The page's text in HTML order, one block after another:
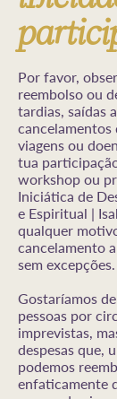
Por favor,
reembolso ou
tardias, saídas
cancelamentos
viagens ou
tua
workshop ou
Iniciática de
e Espiritual |
qualquer
cancelamento
sem excepções.
Gostaríamos
pessoas por
imprevistas,
despesas que,
podemos
enfaticamente